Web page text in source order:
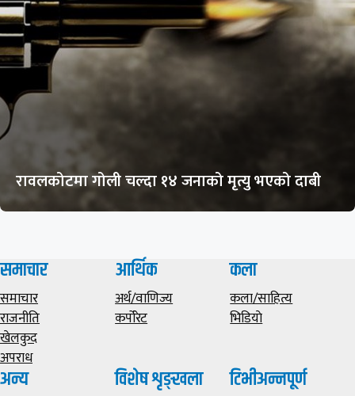
रावलकोटमा गोली चल्दा १४ जनाको मृत्यु भएको दाबी
समाचार
समाचार
राजनीति
खेलकुद
अपराध
आर्थिक
अर्थ/वाणिज्य
कर्पोरेट
कला
कला/साहित्य
भिडियाे
अन्य विशेष शृङ्खला टिभीअन्नपूर्ण